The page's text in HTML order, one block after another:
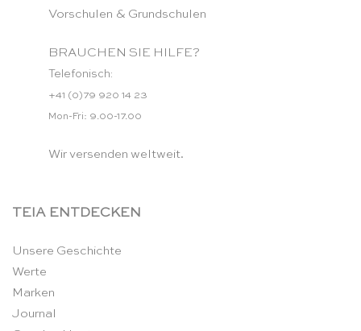
Vorschulen & Grundschulen
BRAUCHEN SIE HILFE?
Telefonisch:
+41 (0)79 920 14 23
Mon-Fri: 9.00-17.00
Wir versenden weltweit.
TEIA ENTDECKEN
Unsere Geschichte
Werte
Marken
Journal